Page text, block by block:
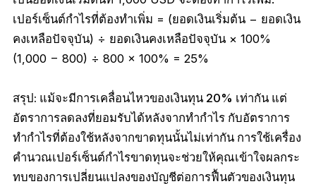
เปอร์เซ็นต์กำไรที่ต้องทำเพิ่ม = (ยอดเงินเริ่มต้น − ยอดเงิน
คงเหลือปัจจุบัน) ÷ ยอดเงินคงเหลือปัจจุบัน × 100%
(1,000 − 800) ÷ 800 × 100% = 25%
สรุป: แม้จะมีการเคลื่อนไหวของเงินทุน 20% เท่ากัน แต่
อัตราการลดลงที่ยอมรับได้หลังจากทำกำไร กับอัตราการ
ทำกำไรที่ต้องใช้หลังจากขาดทุนนั้นไม่เท่ากัน การใช้เครื่อง
คำนวณเปอร์เซ็นต์กำไรขาดทุนจะช่วยให้คุณเข้าใจผลกระ
ทบของการเปลี่ยนแปลงของบัญชีต่อการฟื้นตัวของเงินทุน